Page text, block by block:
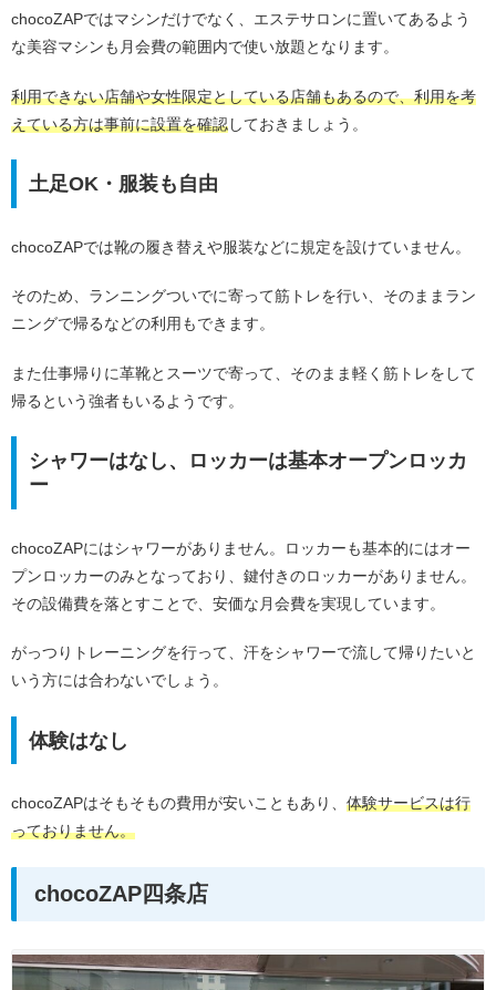
chocoZAPではマシンだけでなく、エステサロンに置いてあるよう
な美容マシンも月会費の範囲内で使い放題となります。
利用できない店舗や女性限定としている店舗もあるので、利用を考
えている方は事前に設置を確認しておきましょう。
土足OK・服装も自由
chocoZAPでは靴の履き替えや服装などに規定を設けていません。
そのため、ランニングついでに寄って筋トレを行い、そのままラン
ニングで帰るなどの利用もできます。
また仕事帰りに革靴とスーツで寄って、そのまま軽く筋トレをして
帰るという強者もいるようです。
シャワーはなし、ロッカーは基本オープンロッカ
ー
chocoZAPにはシャワーがありません。ロッカーも基本的にはオー
プンロッカーのみとなっており、鍵付きのロッカーがありません。
その設備費を落とすことで、安価な月会費を実現しています。
がっつりトレーニングを行って、汗をシャワーで流して帰りたいと
いう方には合わないでしょう。
体験はなし
chocoZAPはそもそもの費用が安いこともあり、 体験サービスは行
っておりません。
chocoZAP四条店